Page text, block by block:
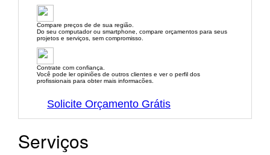
Compare preços de de sua região.
Do seu computador ou smartphone, compare orçamentos para seus
projetos e serviços, sem compromisso.
Contrate com confiança.
Você pode ler opiniões de outros clientes e ver o perfil dos
profissionais para obter mais informacões.
Solicite Orçamento Grátis
Serviços